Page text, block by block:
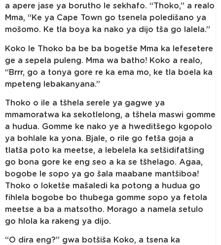
a apere jase ya borutho le sekhafo. “Thoko,” a realo
Mma, “Ke ya Cape Town go tsenela poledišano ya
mošomo. Ke tla boya ka nako ya dijo tša go lalela.”
Koko le Thoko ba be ba bogetše Mma ka lefesetere
ge a sepela puleng. Mma wa batho! Koko a realo,
“Brrr, go a tonya gore re ka ema mo, ke tla boela ka
mpeteng lebakanyana.”
Thoko o ile a tšhela serele ya gagwe ya
mmamoratwa ka sekotlelong, a tšhela maswi gomme
a hudua. Gomme ke nako ye a hweditšego kgopolo
ya bohlale ka yona. Bjale, o rile go fetša goja a
tlatša poto ka meetse, a lebelela ka setšidifatšing
go bona gore ke eng seo a ka se tšhelago. Agaa,
bogobe le sopo ya go šala maabane mantšiboa!
Thoko o loketše mašaledi ka potong a hudua go
fihlela bogobe bo thubega gomme sopo ya fetola
meetse a ba a matsotho. Morago a namela setulo
go hlola ka rakeng ya dijo.
“O dira eng?” gwa botšiša Koko, a tsena ka